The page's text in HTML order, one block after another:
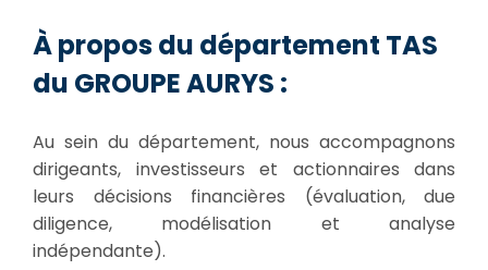
À propos du département TAS
du GROUPE AURYS :
Au sein du département, nous accompagnons
dirigeants, investisseurs et actionnaires dans
leurs décisions financières (évaluation, due
diligence, modélisation et analyse
indépendante).